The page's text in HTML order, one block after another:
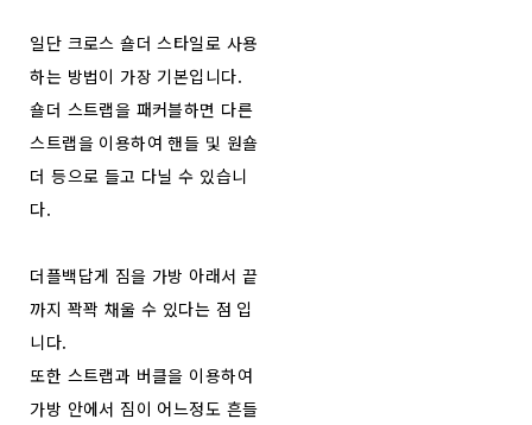
일단 크로스 숄더 스타일로 사용
하는 방법이 가장 기본입니다.
숄더 스트랩을 패커블하면 다른
스트랩을 이용하여 핸들 및 원숄
더 등으로 들고 다닐 수 있습니
다.
더플백답게 짐을 가방 아래서 끝
까지 꽉꽉 채울 수 있다는 점 입
니다.
또한 스트랩과 버클을 이용하여
가방 안에서 짐이 어느정도 흔들